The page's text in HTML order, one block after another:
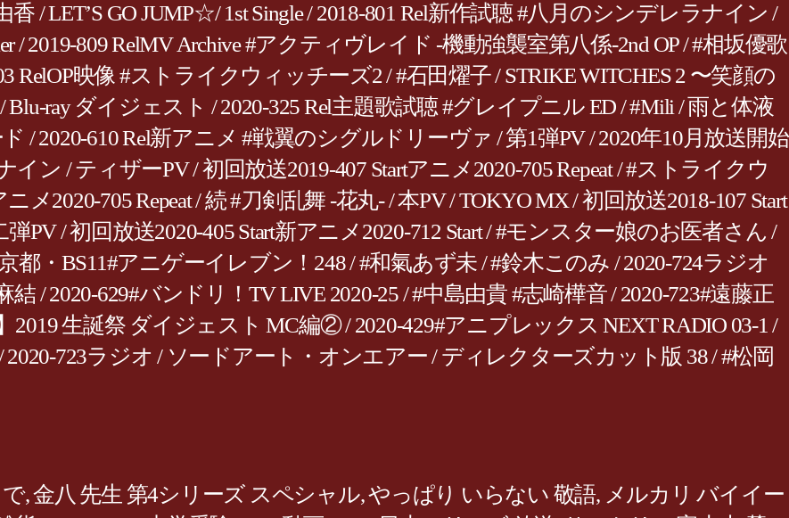
/ LET’S GO JUMP☆/ 1st Single / 2018-801 Rel新作試聴 #八月のシンデレラナイン /
2019-809 RelMV Archive #アクティヴレイド -機動強襲室第八係-2nd OP / #相坂優歌
RelOP映像 #ストライクウィッチーズ2 / #石田燿子 / STRIKE WITCHES 2 〜笑顔の
Blu-ray ダイジェスト / 2020-325 Rel主題歌試聴 #グレイプニル ED / #Mili / 雨と体液
/ 2020-610 Rel新アニメ #戦翼のシグルドリーヴァ / 第1弾PV / 2020年10月放送開始
ン / ティザーPV / 初回放送2019-407 Startアニメ2020-705 Repeat / #ストライクウ
メ2020-705 Repeat / 続 #刀剣乱舞 -花丸- / 本PV / TOKYO MX / 初回放送2018-107 Start
PV / 初回放送2020-405 Start新アニメ2020-712 Start / #モンスター娘のお医者さん /
・BS11#アニゲーイレブン！248 / #和氣あず未 / #鈴木このみ / 2020-724ラジオ
/ 2020-629#バンドリ！TV LIVE 2020-25 / #中島由貴 #志崎樺音 / 2020-723#遠藤正
生誕祭 ダイジェスト MC編② / 2020-429#アニプレックス NEXT RADIO 03-1 /
723ラジオ / ソードアート・オンエアー / ディレクターズカット版 38 / #松岡
,金八 先生 第4シリーズ スペシャル,やっぱり いらない 敬語, メルカリ バイイー